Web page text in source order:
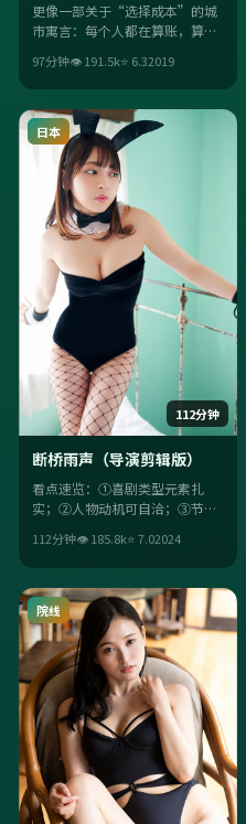
更像一部关于“选择成本”的城
市寓言：每个人都在算账，算到
国大陆背景让语境更落地。
97分钟👁191.5k⭐ 6.32019
112分钟
日本
断桥雨声（导演剪辑版）
看点速览：①喜剧类型元素扎
实；②人物动机可自洽；③节奏
气质与年代细节加分。
112分钟👁185.8k⭐7.02024
院线